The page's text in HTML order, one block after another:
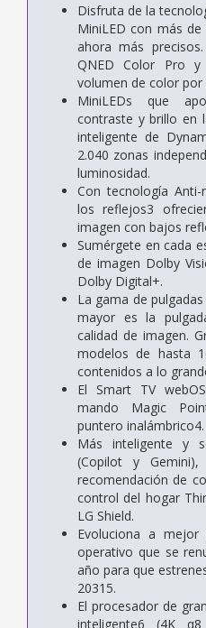
Disfruta de la
MiniLED con más
ahora más
QNED Color Pro
volumen de color por
MiniLEDs que
contraste y brillo en
inteligente de
2.040 zonas
luminosidad.
Con tecnología
los reflejos3
imagen con bajos
Sumérgete en cada
de imagen Dolby
Dolby Digital+.
La gama de
mayor es la
calidad de imagen.
modelos de hasta
contenidos a lo
El Smart TV
mando Magic
puntero inalámbrico4.
Más inteligente y
(Copilot y
recomendación de
control del hogar
LG Shield.
Evoluciona a
operativo que se
año para que
20315.
El procesador de
inteligente6 (4K